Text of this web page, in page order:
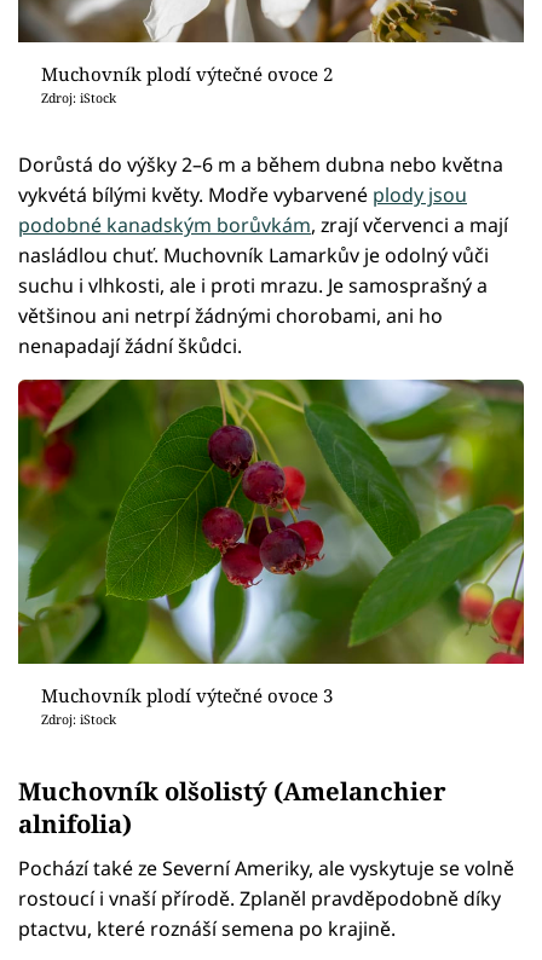
Muchovník plodí výtečné ovoce 2
Zdroj: iStock
Dorůstá do výšky 2–6 m a během dubna nebo května
vykvétá bílými květy. Modře vybarvené plody jsou
podobné kanadským borůvkám, zrají včervenci a mají
nasládlou chuť. Muchovník Lamarkův je odolný vůči
suchu i vlhkosti, ale i proti mrazu. Je samosprašný a
většinou ani netrpí žádnými chorobami, ani ho
nenapadají žádní škůdci.
Muchovník plodí výtečné ovoce 3
Zdroj: iStock
Muchovník olšolistý (Amelanchier
alnifolia)
Pochází také ze Severní Ameriky, ale vyskytuje se volně
rostoucí i vnaší přírodě. Zplaněl pravděpodobně díky
ptactvu, které roznáší semena po krajině.